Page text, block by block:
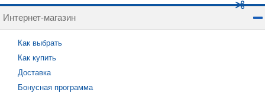
Интернет-магазин
Как выбрать
Как купить
Доставка
Бонусная программа